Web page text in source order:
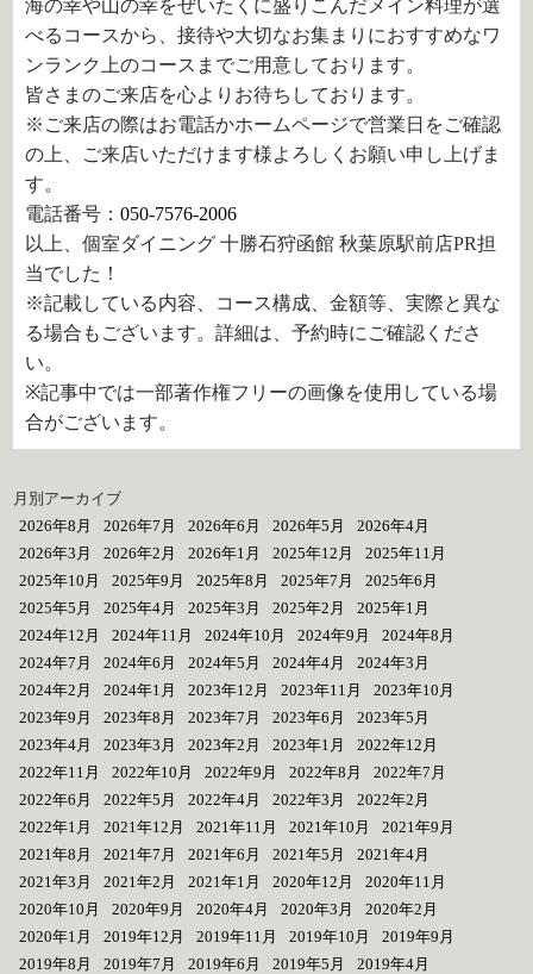
海の幸や山の幸をぜいたくに盛りこんだメイン料理が選
べるコースから、接待や大切なお集まりにおすすめなワ
ンランク上のコースまでご用意しております。
皆さまのご来店を心よりお待ちしております。
※ご来店の際はお電話かホームページで営業日をご確認
の上、ご来店いただけます様よろしくお願い申し上げま
す。
電話番号：050-7576-2006
以上、個室ダイニング 十勝石狩函館 秋葉原駅前店PR担
当でした！
※記載している内容、コース構成、金額等、実際と異な
る場合もございます。詳細は、予約時にご確認くださ
い。
※記事中では一部著作権フリーの画像を使用している場
合がございます。
月別アーカイブ
2026年8月
2026年7月 2026年6月 2026年5月
2026年4月
2026年3月
2026年2月 2026年1月 2025年12月
2025年11月
2025年10月
2025年9月 2025年8月 2025年7月
2025年6月
2025年5月
2025年4月 2025年3月 2025年2月
2025年1月
2024年12月
2024年11月 2024年10月 2024年9月
2024年8月
2024年7月
2024年6月 2024年5月 2024年4月
2024年3月
2024年2月
2024年1月 2023年12月 2023年11月
2023年10月
2023年9月
2023年8月 2023年7月 2023年6月
2023年5月
2023年4月
2023年3月 2023年2月 2023年1月
2022年12月
2022年11月
2022年10月 2022年9月 2022年8月
2022年7月
2022年6月
2022年5月 2022年4月 2022年3月
2022年2月
2022年1月
2021年12月 2021年11月 2021年10月
2021年9月
2021年8月
2021年7月 2021年6月 2021年5月
2021年4月
2021年3月
2021年2月 2021年1月 2020年12月
2020年11月
2020年10月
2020年9月 2020年4月 2020年3月
2020年2月
2020年1月
2019年12月 2019年11月 2019年10月
2019年9月
2019年8月
2019年7月 2019年6月 2019年5月
2019年4月